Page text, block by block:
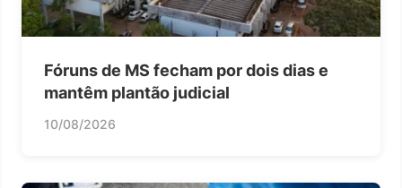
Fóruns de MS fecham por dois dias e
mantêm plantão judicial
10/08/2026